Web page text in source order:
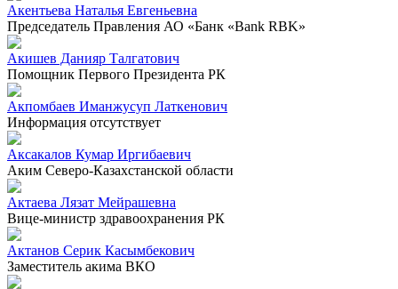
Акентьева Наталья Евгеньевна
Председатель Правления АО «Банк «Bank RBK»
Акишев Данияр Талгатович
Помощник Первого Президента РК
Акпомбаев Иманжусуп Латкенович
Информация отсутствует
Аксакалов Кумар Иргибаевич
Аким Северо-Казахстанской области
Актаева Лязат Мейрашевна
Вице-министр здравоохранения РК
Актанов Серик Касымбекович
Заместитель акима ВКО